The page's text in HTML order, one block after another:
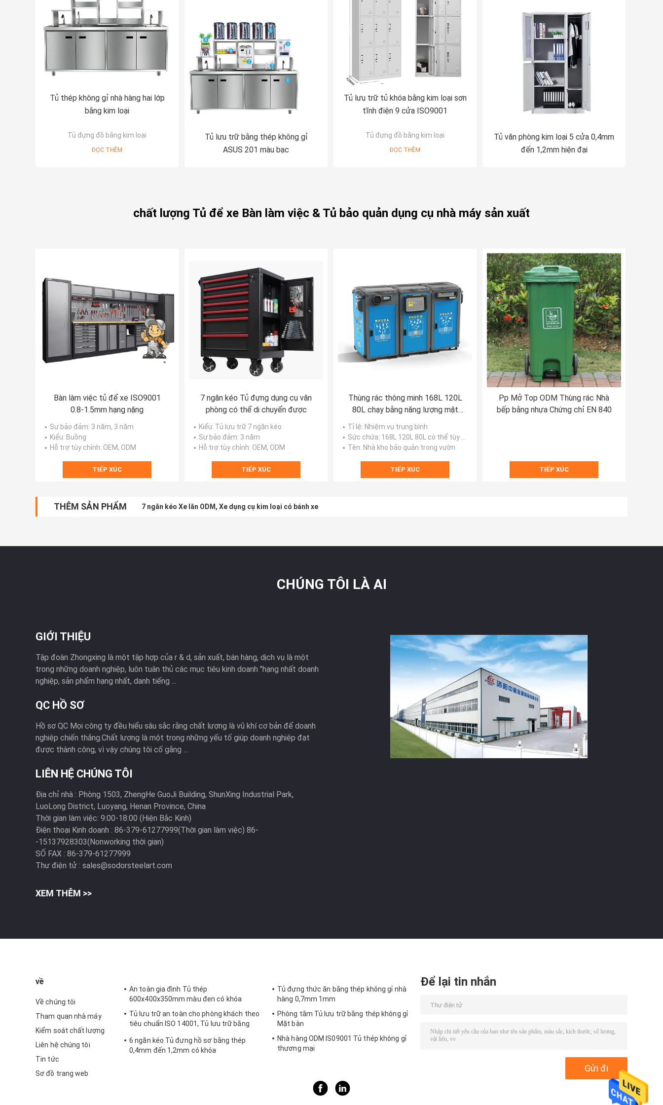
Tủ thép không gỉ nhà hàng hai lớp
bằng kim loại
Tủ đựng đồ bằng kim loại
ĐỌC THÊM
Tủ lưu trữ bằng thép không gỉ
ASUS 201 màu bạc
Tủ lưu trữ tủ khóa bằng kim loại sơn
tĩnh điện 9 cửa ISO9001
Tủ đựng đồ bằng kim loại
ĐỌC THÊM
Tủ văn phòng kim loại 5 cửa 0,4mm
đến 1,2mm hiện đại
chất lượng Tủ để xe Bàn làm việc & Tủ bảo quản dụng cụ nhà máy sản xuất
Bàn làm việc tủ để xe ISO9001
0.8-1.5mm hạng nặng
Sự bảo đảm: 3 năm, 3 năm
Kiểu: Buồng
Hỗ trợ tùy chỉnh: OEM, ODM
TIẾP XÚC
7 ngăn kéo Tủ đựng dụng cụ văn
phòng có thể di chuyển được
Kiểu: Tủ lưu trữ 7 ngăn kéo
Sự bảo đảm: 3 năm
Hỗ trợ tùy chỉnh: OEM, ODM
TIẾP XÚC
Thùng rác thông minh 168L 120L
80L chạy bằng năng lượng mặt
Tỉ lệ: Nhiệm vụ trung bình
Sức chứa: 168L 120L 80L có thể tùy chỉnh
Tên: Nhà kho bảo quản trong vườn
TIẾP XÚC
Pp Mở Top ODM Thùng rác Nhà
bếp bằng nhựa Chứng chỉ EN 840
TIẾP XÚC
THÊM SẢN PHẨM 7 ngăn kéo Xe lăn ODM, Xe dụng cụ kim loại có bánh xe
CHÚNG TÔI LÀ AI
GIỚI THIỆU
Tập đoàn Zhongxing là một tập hợp của r & d, sản xuất, bán hàng, dịch vụ là một
trong những doanh nghiệp, luôn tuân thủ các mục tiêu kinh doanh "hạng nhất doanh
nghiệp, sản phẩm hạng nhất, danh tiếng ...
QC HỒ SƠ
Hồ sơ QC Mọi công ty đều hiểu sâu sắc rằng chất lượng là vũ khí cơ bản để doanh
nghiệp chiến thắng.Chất lượng là một trong những yếu tố giúp doanh nghiệp đạt
được thành công, vì vậy chúng tôi cố gắng ...
LIÊN HỆ CHÚNG TÔI
Địa chỉ nhà : Phòng 1503, ZhengHe GuoJi Building, ShunXing Industrial Park,
LuoLong District, Luoyang, Henan Province, China
Thời gian làm việc: 9:00-18:00 (Hiện Bắc Kinh)
Điện thoại Kinh doanh : 86-379-61277999(Thời gian làm việc) 86-
-15137928303(Nonworking thời gian)
SỐ FAX : 86-379-61277999
Thư điện tử : sales@sodorsteelart.com
XEM THÊM >>
về
Về chúng tôi
Tham quan nhà máy
Kiểm soát chất lượng
Liên hệ chúng tôi
Tin tức
Sơ đồ trang web
An toàn gia đình Tủ thép
600x400x350mm màu đen có khóa
Tủ lưu trữ an toàn cho phòng khách theo
tiêu chuẩn ISO 14001, Tủ lưu trữ bằng
6 ngăn kéo Tủ đựng hồ sơ bằng thép
0,4mm đến 1,2mm có khóa
Tủ đựng thức ăn bằng thép không gỉ nhà
hàng 0,7mm 1mm
Phòng tắm Tủ lưu trữ bằng thép không gỉ
Mặt bàn
Nhà hàng ODM IS09001 Tủ thép không gỉ
thương mại
Để lại tin nhắn